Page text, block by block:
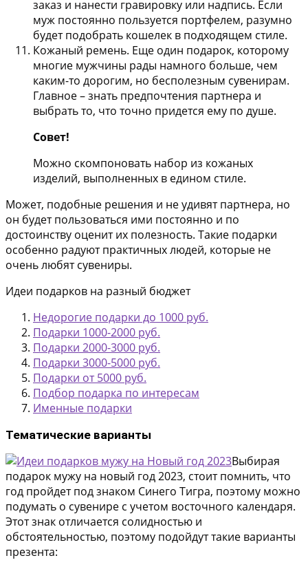
заказ и нанести гравировку или надпись. Если
муж постоянно пользуется портфелем, разумно
будет подобрать кошелек в подходящем стиле.
Кожаный ремень. Еще один подарок, которому
многие мужчины рады намного больше, чем
каким-то дорогим, но бесполезным сувенирам.
Главное – знать предпочтения партнера и
выбрать то, что точно придется ему по душе.
Совет!
Можно скомпоновать набор из кожаных
изделий, выполненных в едином стиле.
Может, подобные решения и не удивят партнера, но
он будет пользоваться ими постоянно и по
достоинству оценит их полезность. Такие подарки
особенно радуют практичных людей, которые не
очень любят сувениры.
Идеи подарков на разный бюджет
Недорогие подарки до 1000 руб.
Подарки 1000-2000 руб.
Подарки 2000-3000 руб.
Подарки 3000-5000 руб.
Подарки от 5000 руб.
Подбор подарка по интересам
Именные подарки
Тематические варианты
Выбирая
подарок мужу на новый год 2023, стоит помнить, что
год пройдет под знаком Синего Тигра, поэтому можно
подумать о сувенире с учетом восточного календаря.
Этот знак отличается солидностью и
обстоятельностью, поэтому подойдут такие варианты
презента: